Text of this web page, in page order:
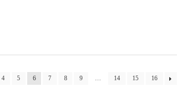
4 5 6 7 8 9 … 14 15 16